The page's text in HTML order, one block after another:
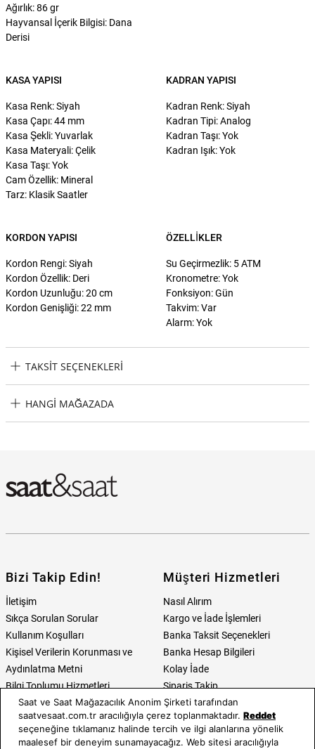
Ağırlık: 86 gr
Hayvansal İçerik Bilgisi: Dana
Derisi
KASA YAPISI
Kasa Renk: Siyah
Kasa Çapı: 44 mm
Kasa Şekli: Yuvarlak
Kasa Materyali: Çelik
Kasa Taşı: Yok
Cam Özellik: Mineral
Tarz: Klasik Saatler
KADRAN YAPISI
Kadran Renk: Siyah
Kadran Tipi: Analog
Kadran Taşı: Yok
Kadran Işık: Yok
KORDON YAPISI
Kordon Rengi: Siyah
Kordon Özellik: Deri
Kordon Uzunluğu: 20 cm
Kordon Genişliği: 22 mm
ÖZELLIKLER
Su Geçirmezlik: 5 ATM
Kronometre: Yok
Fonksiyon: Gün
Takvim: Var
Alarm: Yok
TAKSIT SEÇENEKLERI
Seçenekleri
HANGI MAĞAZADA
Bizi Takip Edin!
İletişim
Sıkça Sorulan Sorular
Kullanım Koşulları
Kişisel Verilerin Korunması ve
Aydınlatma Metni
Bilgi Toplumu Hizmetleri
Müşteri Hizmetleri
Nasıl Alırım
Kargo ve İade İşlemleri
Banka Taksit Seçenekleri
Banka Hesap Bilgileri
Kolay İade
Sipariş Takip
Hediye Kartı Sorgula
E-Garanti ve E-Fatura
Kullanım Kılavuzları
Saat ve Saat Mağazacılık Anonim Şirketi tarafından
saatvesaat.com.tr aracılığıyla çerez toplanmaktadır. Reddet
seçeneğine tıklamanız halinde tercih ve ilgi alanlarına yönelik
maalesef bir deneyim sunamayacağız. Web sitesi aracılığıyla